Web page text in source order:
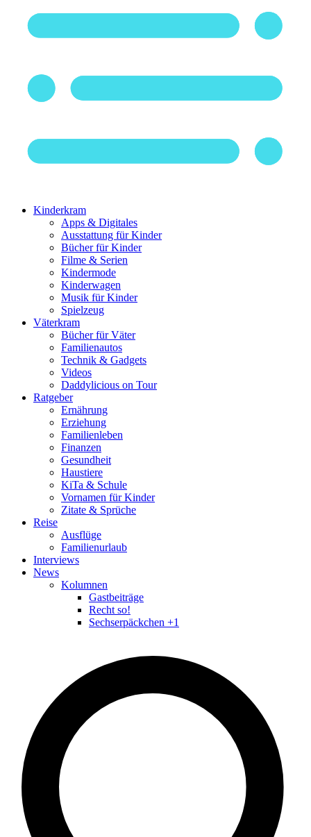
Kinderkram
Apps & Digitales
Ausstattung für Kinder
Bücher für Kinder
Filme & Serien
Kindermode
Kinderwagen
Musik für Kinder
Spielzeug
Väterkram
Bücher für Väter
Familienautos
Technik & Gadgets
Videos
Daddylicious on Tour
Ratgeber
Ernährung
Erziehung
Familienleben
Finanzen
Gesundheit
Haustiere
KiTa & Schule
Vornamen für Kinder
Zitate & Sprüche
Reise
Ausflüge
Familienurlaub
Interviews
News
Kolumnen
Gastbeiträge
Recht so!
Sechserpäckchen +1